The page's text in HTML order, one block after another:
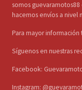
somos guevaramotos88
hacemos envíos a nivel
Para mayor información
Síguenos en nuestras
Facebook:
Instagram: